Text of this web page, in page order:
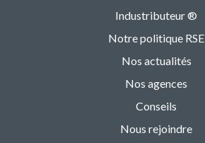
Industributeur ®
Notre politique RSE
Nos actualités
Nos agences
Conseils
Nous rejoindre